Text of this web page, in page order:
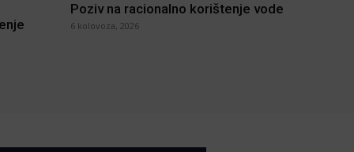
Poziv na racionalno korištenje vode
6 kolovoza, 2026